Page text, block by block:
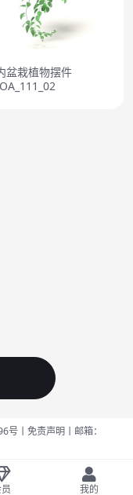
盆栽植物摆件
号丨免责声明丨邮箱：
我的